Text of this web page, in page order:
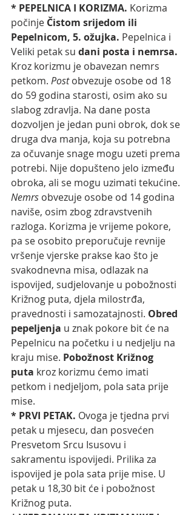
* PEPELNICA I KORIZMA. Korizma
počinje Čistom srijedom ili
Pepelnicom, 5. ožujka. Pepelnica i
Veliki petak su dani posta i nemrsa.
Kroz korizmu je obavezan nemrs
petkom. Post obvezuje osobe od 18
do 59 godina starosti, osim ako su
slabog zdravlja. Na dane posta
dozvoljen je jedan puni obrok, dok se
druga dva manja, koja su potrebna
za očuvanje snage mogu uzeti prema
potrebi. Nije dopušteno jelo između
obroka, ali se mogu uzimati tekućine.
Nemrs obvezuje osobe od 14 godina
naviše, osim zbog zdravstvenih
razloga. Korizma je vrijeme pokore,
pa se osobito preporučuje revnije
vršenje vjerske prakse kao što je
svakodnevna misa, odlazak na
ispovijed, sudjelovanje u pobožnosti
Križnog puta, djela milostrđa,
pravednosti i samozatajnosti. Obred
pepeljenja u znak pokore bit će na
Pepelnicu na početku i u nedjelju na
kraju mise. Pobožnost Križnog
puta kroz korizmu ćemo imati
petkom i nedjeljom, pola sata prije
mise.
* PRVI PETAK. Ovoga je tjedna prvi
petak u mjesecu, dan posvećen
Presvetom Srcu Isusovu i
sakramentu ispovijedi. Prilika za
ispovijed je pola sata prije mise. U
petak u 18,30 bit će i pobožnost
Križnog puta.